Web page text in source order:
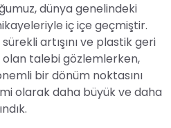
dünya genelindeki
iç içe geçmiştir.
artışını ve plastik geri
talebi gözlemlerken,
bir dönüm noktasını
olarak daha büyük ve daha